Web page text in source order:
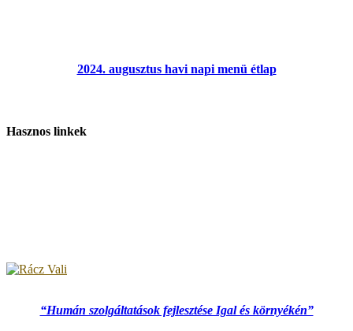
2024. augusztus havi napi menü étlap
Hasznos linkek
“Humán szolgáltatások fejlesztése Igal és környékén”